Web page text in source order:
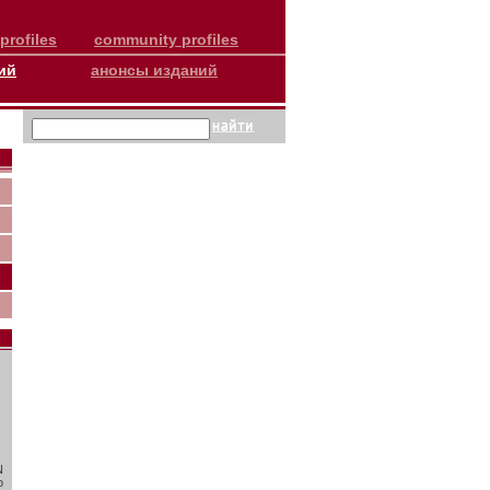
community profiles
анонсы изданий